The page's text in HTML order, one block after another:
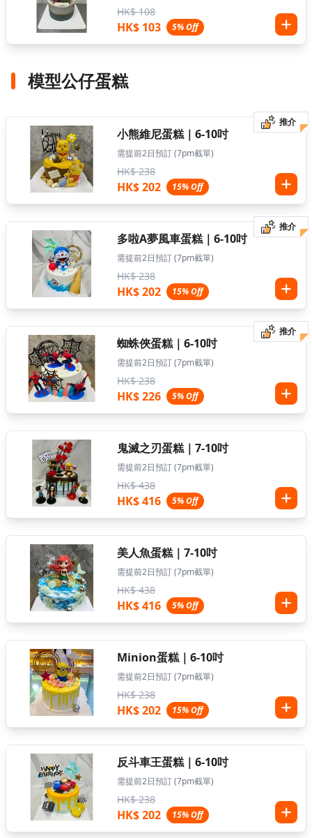
HK$ 108
HK$ 103 5% Off
模型公仔蛋糕
推介
小熊維尼蛋糕｜6-10吋
需提前2日預訂 (7pm截單)
HK$ 238
HK$ 202 15% Off
推介
多啦A夢風車蛋糕｜6-10吋
需提前2日預訂 (7pm截單)
HK$ 238
HK$ 202 15% Off
推介
蜘蛛俠蛋糕｜6-10吋
需提前2日預訂 (7pm截單)
HK$ 238
HK$ 226 5% Off
鬼滅之刃蛋糕｜7-10吋
需提前2日預訂 (7pm截單)
HK$ 438
HK$ 416 5% Off
美人魚蛋糕｜7-10吋
需提前2日預訂 (7pm截單)
HK$ 438
HK$ 416 5% Off
Minion蛋糕｜6-10吋
需提前2日預訂 (7pm截單)
HK$ 238
HK$ 202 15% Off
反斗車王蛋糕｜6-10吋
需提前2日預訂 (7pm截單)
HK$ 238
HK$ 202 15% Off